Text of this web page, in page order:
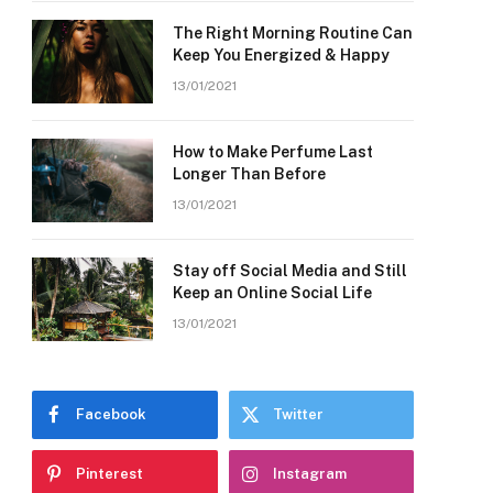
The Right Morning Routine Can
Keep You Energized & Happy
13/01/2021
How to Make Perfume Last
Longer Than Before
13/01/2021
Stay off Social Media and Still
Keep an Online Social Life
13/01/2021
Facebook Twitter
Pinterest Instagram